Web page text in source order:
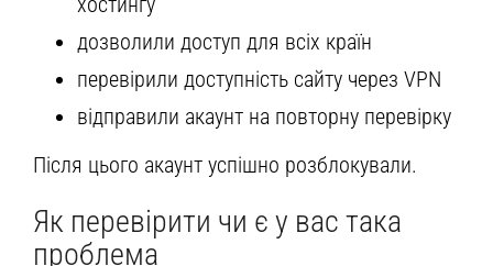
дозволили доступ для всіх країн
перевірили доступність сайту через VPN
відправили акаунт на повторну перевірку
Після цього акаунт успішно розблокували.
Як перевірити чи є у вас така
проблема